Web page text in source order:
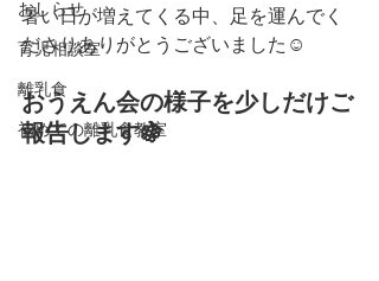
おしらせ
育児相談室
離乳食
初めての離乳食教室
暑い日が増えてくる中、足を運んでく
ださりありがとうございました☺
おうえん会の様子を少しだけご
報告します🍇